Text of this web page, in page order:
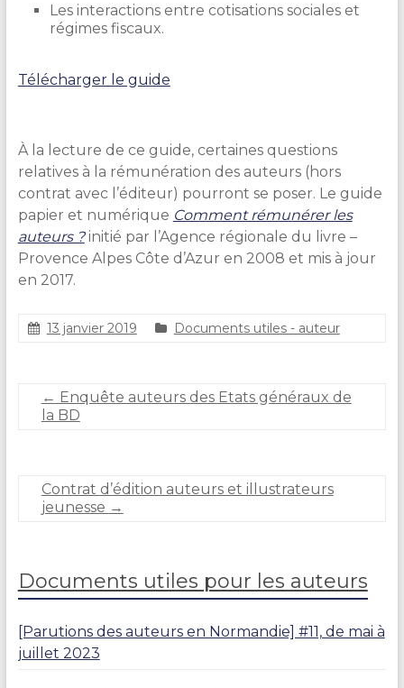
Les interactions entre cotisations sociales et
régimes fiscaux.
Télécharger le guide
À la lecture de ce guide, certaines questions
relatives à la rémunération des auteurs (hors
contrat avec l’éditeur) pourront se poser. Le guide
papier et numérique Comment rémunérer les
auteurs ?initié par l’Agence régionale du livre –
Provence Alpes Côte d’Azur en 2008 et mis à jour
en 2017.
13 janvier 2019 Documents utiles - auteur
← Enquête auteurs des Etats généraux de
la BD
Contrat d’édition auteurs et illustrateurs
jeunesse →
Documents utiles pour les auteurs
[Parutions des auteurs en Normandie] #11, de mai à
juillet 2023